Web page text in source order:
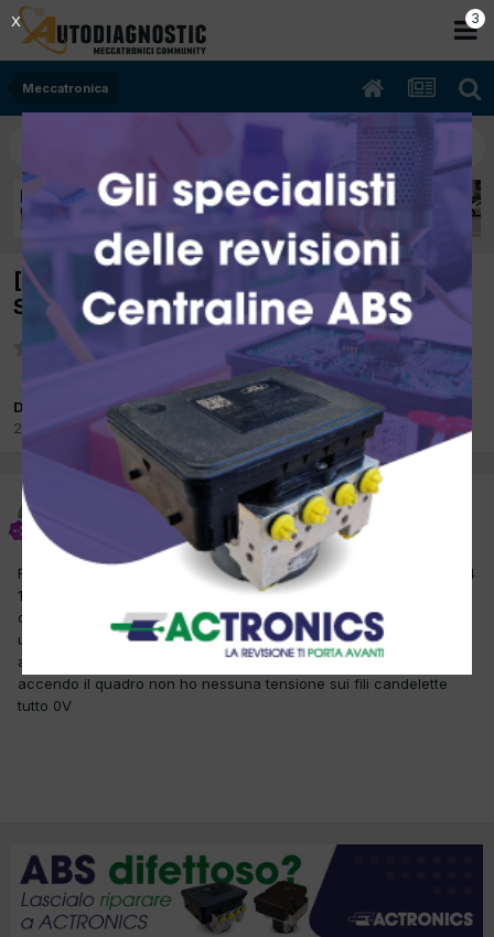
Meccatronica
[Vw Golf 4 05/2002 1.9cc Axr 101Kw Diesel]
Spia candelette
Da giuseppe2016
21 Settembre 2017in Meccatronica
giuseppe2016
21 Settembre 2017
Ragazzi ho bisogno di un aiuto non riesco a venirne a capo golf 4
1.9 diesel spia candellette che si accende dopo qualche minuto
che il motore va in moto nessun codice errore in diagnosi tranne
uno relativo al sensore pedale freno infatti rimangono gli stop
accesi , le candelette sono OK i fili sono OK relè OK ma quando
accendo il quadro non ho nessuna tensione sui fili candelette
tutto 0V
2
X